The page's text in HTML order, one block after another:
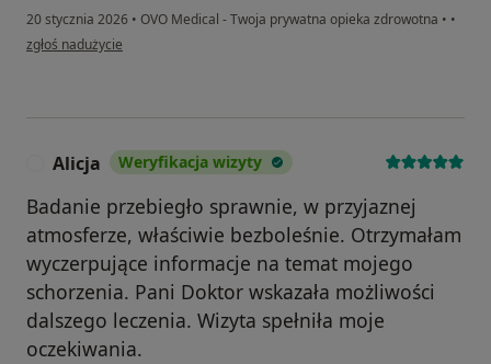
20 stycznia 2026 • OVO Medical - Twoja prywatna opieka zdrowotna • •
w opinii użytkownika Izabela
zgłoś nadużycie
Alicja Weryfikacja wizyty
Badanie przebiegło sprawnie, w przyjaznej
atmosferze, właściwie bezboleśnie. Otrzymałam
wyczerpujące informacje na temat mojego
schorzenia. Pani Doktor wskazała możliwości
dalszego leczenia. Wizyta spełniła moje
oczekiwania.